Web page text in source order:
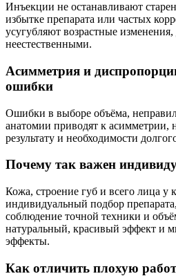
Инъекции не останавливают
избытке препарата или частых
усугубляют возрастные
неестественными.
Асимметрия и
ошибки
Ошибки в выборе объёма,
анатомии приводят к асимметрии,
результату и необходимости
Почему так важен
Кожа, строение губ и всего лица у
индивидуальный подбор
соблюдение точной техники и
натуральный, красивый эффект и
эффекты.
Как отличить плохую